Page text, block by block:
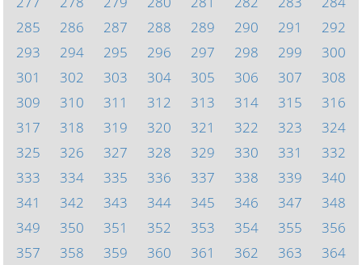
285
286 287 288 289 290 291
292
293
294 295 296 297 298 299
300
301
302 303 304 305 306 307
308
309
310 311 312 313 314 315
316
317
318 319 320 321 322 323
324
325
326 327 328 329 330 331
332
333
334 335 336 337 338 339
340
341
342 343 344 345 346 347
348
349
350 351 352 353 354 355
356
357
358 359 360 361 362 363 364